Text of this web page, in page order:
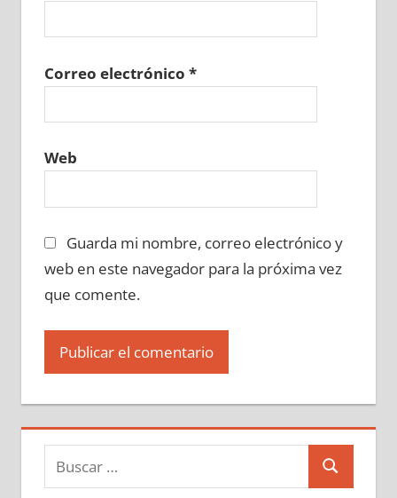
Correo electrónico *
Web
Guarda mi nombre, correo electrónico y
web en este navegador para la próxima vez
que comente.
Buscar